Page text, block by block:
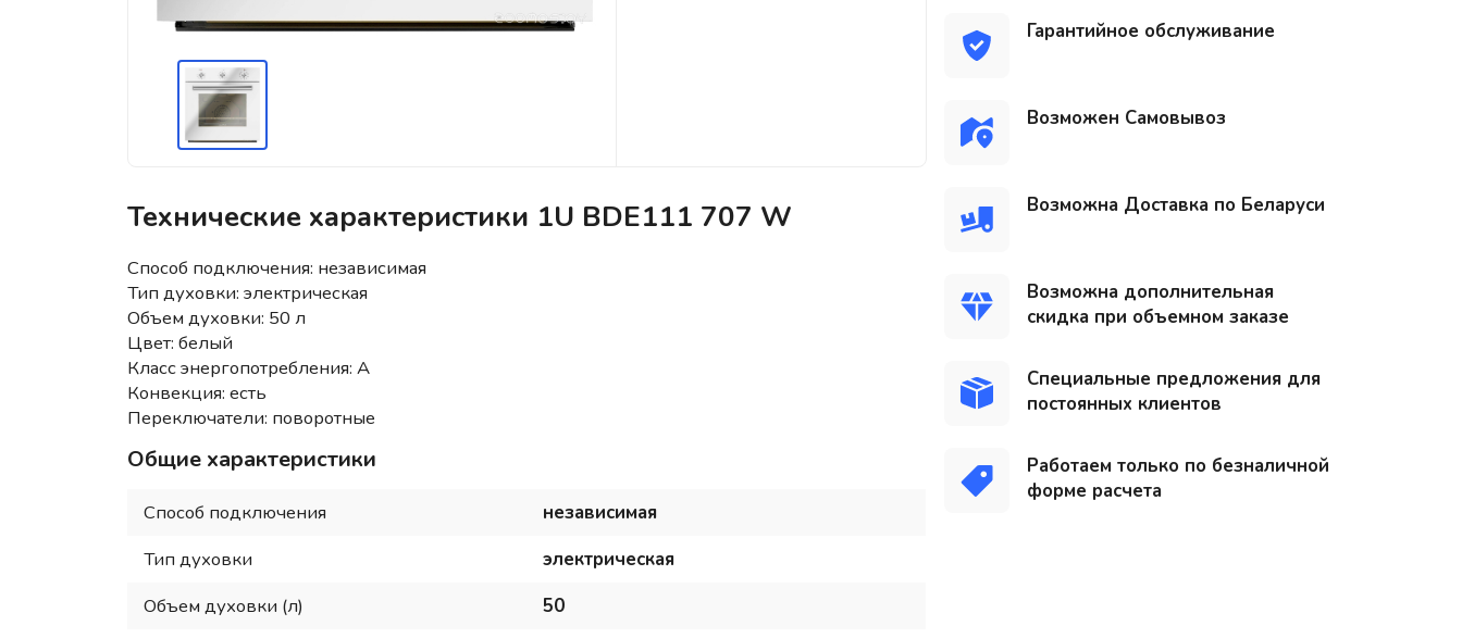
Технические характеристики 1U BDE111 707 W
Способ подключения: независимая
Тип духовки: электрическая
Объем духовки: 50 л
Цвет: белый
Класс энергопотребления: A
Конвекция: есть
Переключатели: поворотные
Общие характеристики
Способ подключения
независимая
Тип духовки
электрическая
Объем духовки (л)
50
Гарантийное обслуживание
Возможен Самовывоз
Возможна Доставка по Беларуси
Возможна дополнительная
скидка при объемном заказе
Специальные предложения для
постоянных клиентов
Работаем только по безналичной
форме расчета